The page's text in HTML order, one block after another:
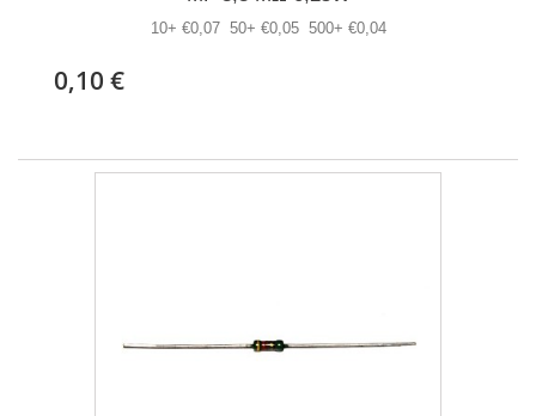
10+ €0,07 50+ €0,05 500+ €0,04
0,10 €